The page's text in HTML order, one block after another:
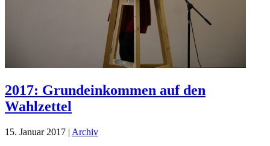
2017: Grundeinkommen auf den
Wahlzettel
15. Januar 2017 | Archiv